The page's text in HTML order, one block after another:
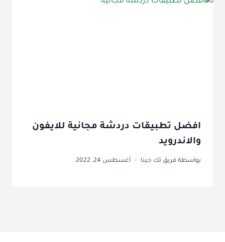
افضل تطبيقات دردشة مجانية للايفون
والاندرويد
بواسطة فريق تك جينا أغسطس 24, 2022